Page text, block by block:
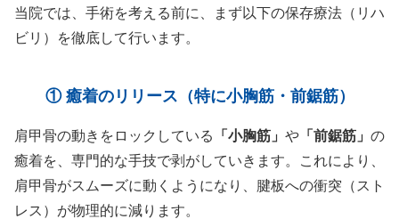
当院では、手術を考える前に、まず以下の保存療法（リハ
ビリ）を徹底して行います。
① 癒着のリリース（特に小胸筋・前鋸筋）
肩甲骨の動きをロックしている 「小胸筋」 や 「前鋸筋」 の
癒着を、専門的な手技で剥がしていきます。これにより、
肩甲骨がスムーズに動くようになり、腱板への衝突（スト
レス）が物理的に減ります。